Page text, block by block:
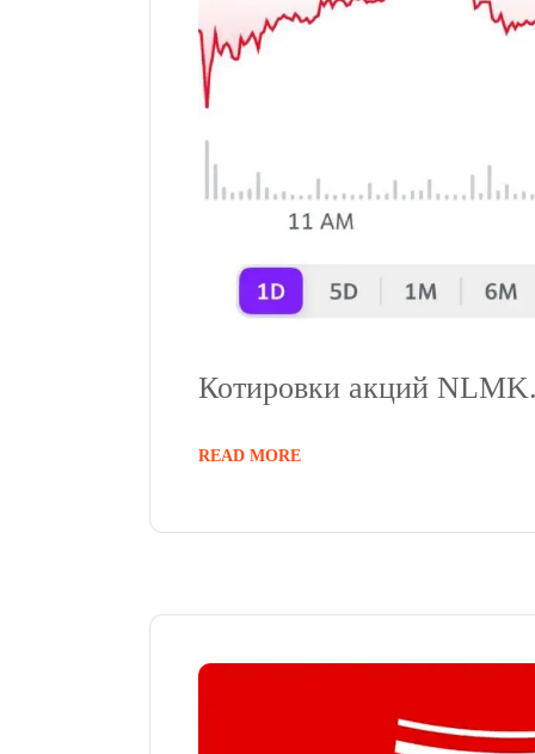
Котировки акций
READ MORE